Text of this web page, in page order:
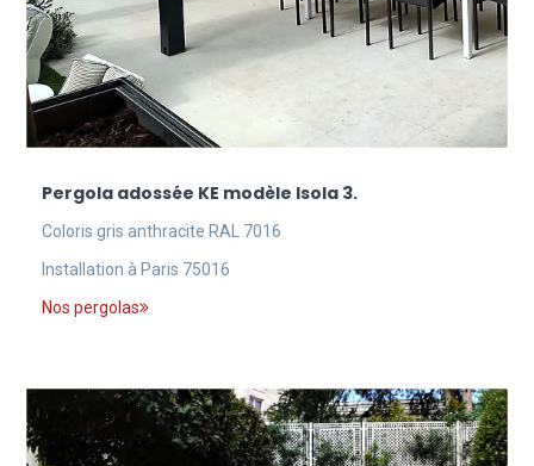
Pergola adossée KE modèle Isola 3.
Coloris gris anthracite RAL 7016
Installation à Paris 75016
Nos pergolas